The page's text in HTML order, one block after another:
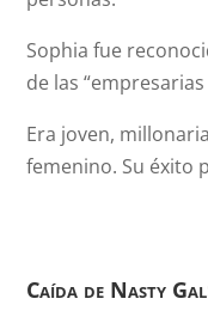
Sophia fue
de las
Era joven,
femenino. Su éxito
Caída de Nasty